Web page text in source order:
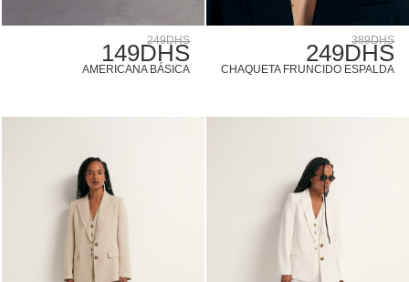
249DHS
149DHS
AMERICANA BÁSICA
389DHS
249DHS
CHAQUETA FRUNCIDO ESPALDA